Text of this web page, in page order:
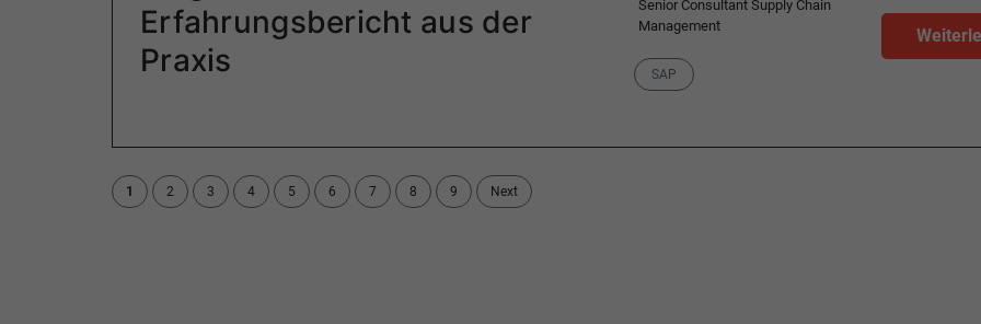
Erfahrungsbericht aus der
Praxis
Senior Consultant Supply Chain
Management
Category
SAP
1 2 3 4 5 6 7 8 9 Next